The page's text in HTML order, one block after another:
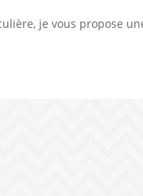
je vous propose